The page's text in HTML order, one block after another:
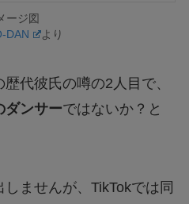
ージ図
DAN より
代彼氏の噂の2人目で、
ダンサーではないか？と
ませんが、TikTokでは同